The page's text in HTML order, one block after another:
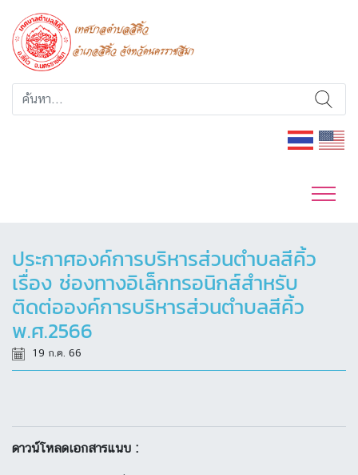
ประกาศองค์การบริหารส่วนตำบลสีคิ้ว
เรื่อง ช่องทางอิเล็กทรอนิกส์สำหรับ
ติดต่อองค์การบริหารส่วนตำบลสีคิ้ว
พ.ศ.2566
19 ก.ค. 66
ดาวน์โหลดเอกสารแนบ :